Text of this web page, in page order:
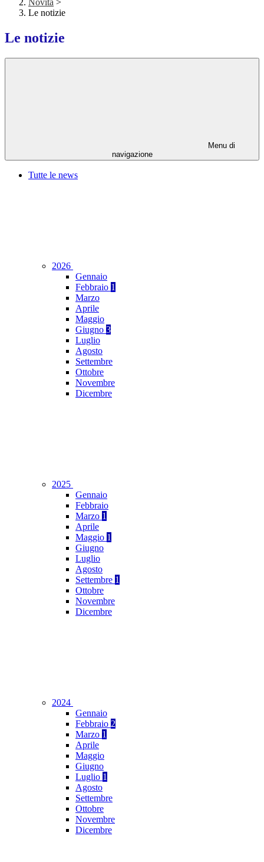
Novità >
Le notizie
Le notizie
Menu di
navigazione
Tutte le news
2026
Gennaio
Febbraio 1
Marzo
Aprile
Maggio
Giugno 3
Luglio
Agosto
Settembre
Ottobre
Novembre
Dicembre
2025
Gennaio
Febbraio
Marzo 1
Aprile
Maggio 1
Giugno
Luglio
Agosto
Settembre 1
Ottobre
Novembre
Dicembre
2024
Gennaio
Febbraio 2
Marzo 1
Aprile
Maggio
Giugno
Luglio 1
Agosto
Settembre
Ottobre
Novembre
Dicembre